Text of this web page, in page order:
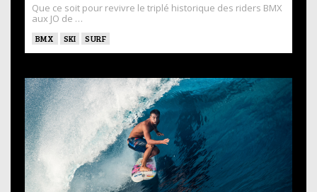
Que ce soit pour revivre le triplé historique des riders BMX
aux JO de …
BMX SKI SURF